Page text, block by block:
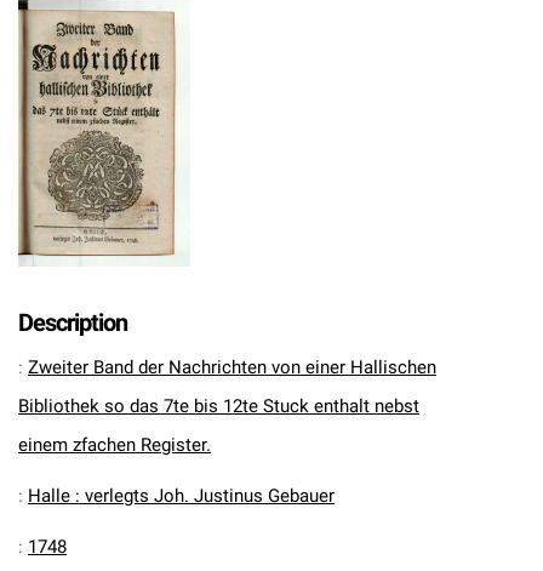
Description
: Zweiter Band der Nachrichten von einer Hallischen
Bibliothek so das 7te bis 12te Stuck enthalt nebst
einem zfachen Register.
: Halle : verlegts Joh. Justinus Gebauer
: 1748